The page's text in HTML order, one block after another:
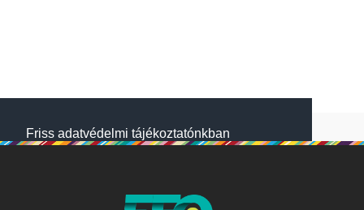
Friss adatvédelmi tájékoztatónkban
használunk a jobb működésért. A Website